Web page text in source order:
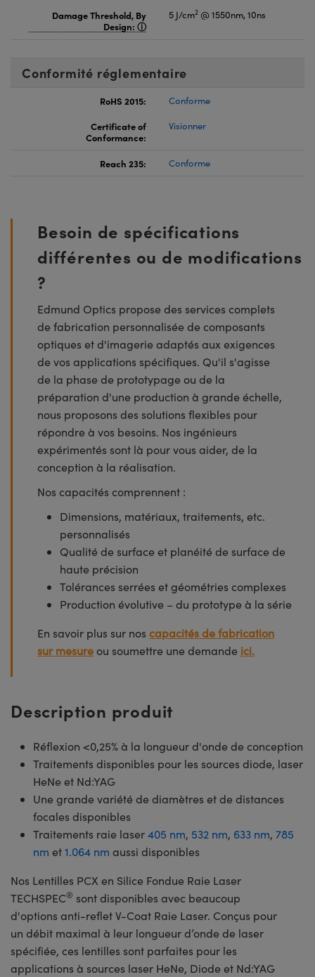
Damage Threshold, By
Design:
5 J/cm2 @ 1550nm, 10ns
Conformité réglementaire
RoHS 2015:
Conforme
Certificate of
Conformance:
Visionner
Reach 235: Conforme
Besoin de spécifications
différentes ou de modifications
?
Edmund Optics propose des services complets
de fabrication personnalisée de composants
optiques et d'imagerie adaptés aux exigences
de vos applications spécifiques. Qu'il s'agisse
de la phase de prototypage ou de la
préparation d'une production à grande échelle,
nous proposons des solutions flexibles pour
répondre à vos besoins. Nos ingénieurs
expérimentés sont là pour vous aider, de la
conception à la réalisation.
Nos capacités comprennent :
Dimensions, matériaux, traitements, etc.
personnalisés
Qualité de surface et planéité de surface de
haute précision
Tolérances serrées et géométries complexes
Production évolutive – du prototype à la série
En savoir plus sur nos capacités de fabrication
sur mesure ou soumettre une demande ici.
Description produit
Réflexion <0,25% à la longueur d'onde de conception
Traitements disponibles pour les sources diode, laser
HeNe et Nd:YAG
Une grande variété de diamètres et de distances
focales disponibles
Traitements raie laser405 nm, 532 nm, 633 nm, 785
nm et1.064 nm aussi disponibles
Nos Lentilles PCX en Silice Fondue Raie Laser
TECHSPEC® sont disponibles avec beaucoup
d'options anti-reflet V-Coat Raie Laser. Conçus pour
un débit maximal à leur longueur d’onde de laser
spécifiée, ces lentilles sont parfaites pour les
applications à sources laser HeNe, Diode et Nd:YAG